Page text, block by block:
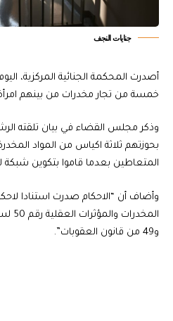
جنايات النجف
أصدرت المحكمة الجنائية المركزية،
خمسة من تجار مخدرات من بينهم
وذكر مجلس القضاء في بيان تلقته
بحوزتهم ثلاثة اكياس من المواد
المتعاطين بعدما قاموا بتكوين شبكة
و49 من قانون العقوبات”.